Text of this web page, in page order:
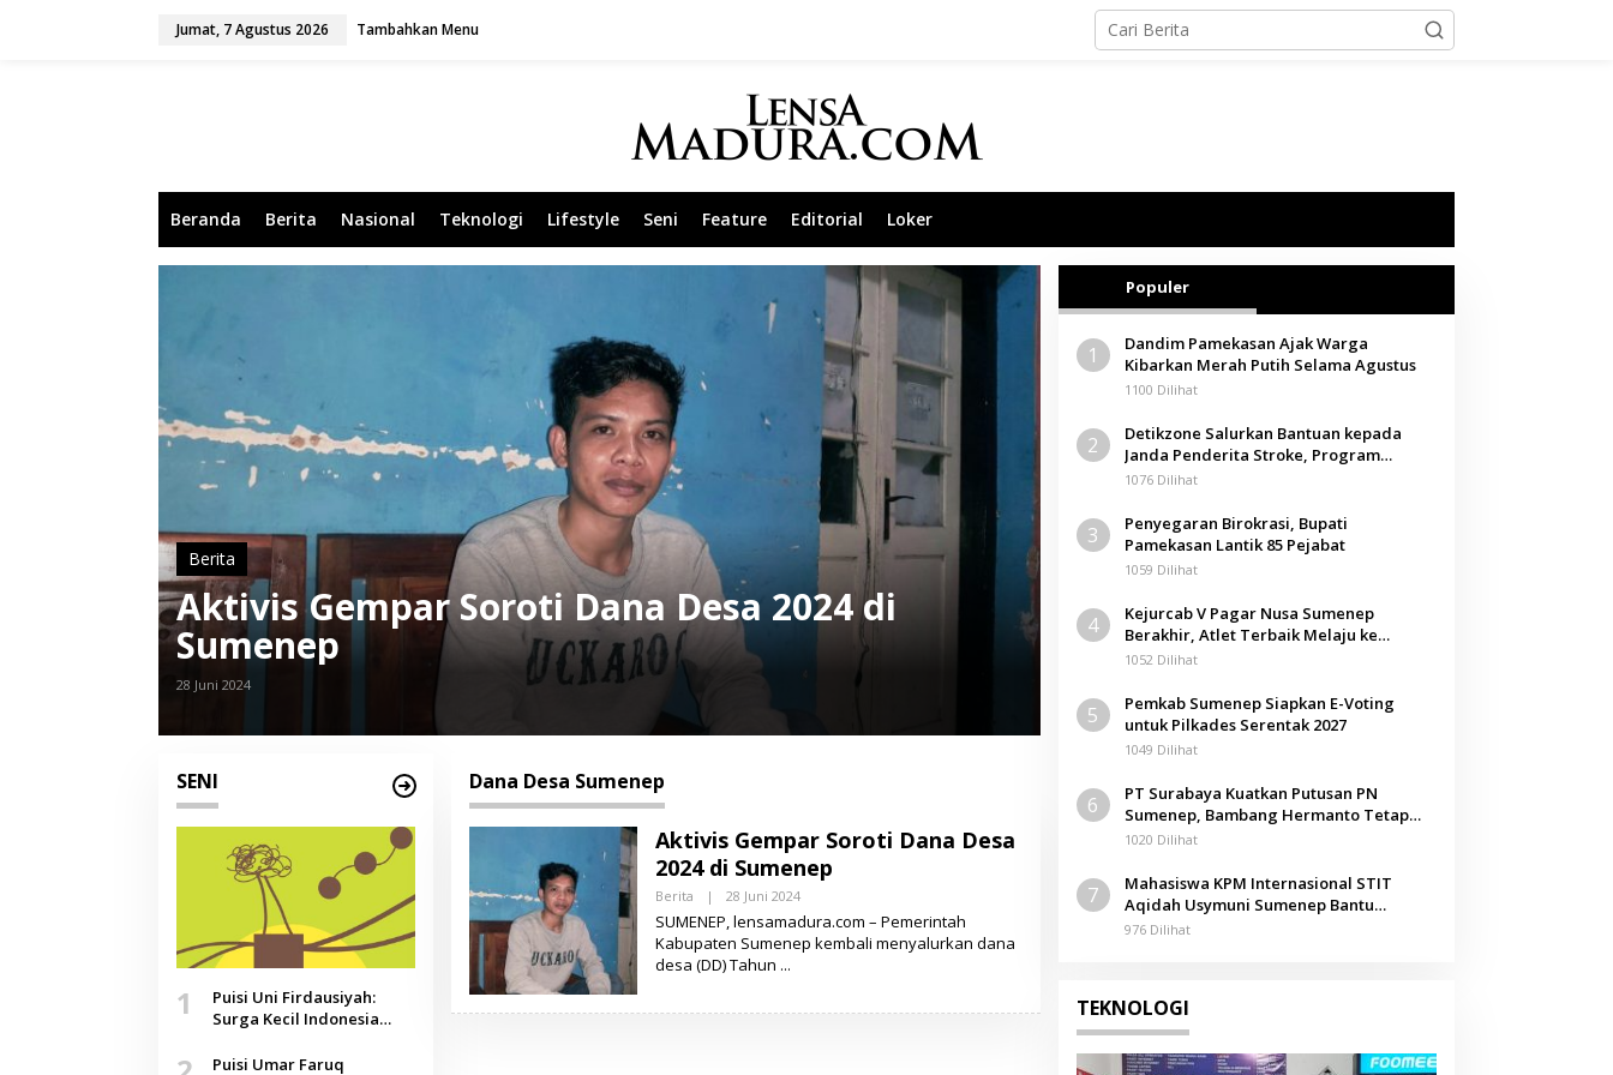
Jumat, 7 Agustus 2026 Tambahkan Menu
Beranda Berita Nasional Teknologi Lifestyle Seni Feature Editorial Loker
Berita
Aktivis Gempar Soroti Dana Desa 2024 di
Sumenep
28 Juni 2024
SENI
1
Puisi Uni Firdausiyah:
Surga Kecil Indonesia
Doa yang Jauh, Narasi
Puisi Umar Faruq
Dana Desa Sumenep
Aktivis Gempar Soroti Dana Desa
2024 di Sumenep
Berita | 28 Juni 2024O
L
E
H
S
SUMENEP, lensamadura.com – Pemerintah
Kabupaten Sumenep kembali menyalurkan dana
desa (DD) Tahun
Populer
1
Dandim Pamekasan Ajak Warga
Kibarkan Merah Putih Selama Agustus
1100 Dilihat
2
Detikzone Salurkan Bantuan kepada
Janda Penderita Stroke, Program
Berbagi Masuki Hari ke-61
1076 Dilihat
3
Penyegaran Birokrasi, Bupati
Pamekasan Lantik 85 Pejabat
1059 Dilihat
4
Kejurcab V Pagar Nusa Sumenep
Berakhir, Atlet Terbaik Melaju ke
Kejurwil Jatim
1052 Dilihat
5
Pemkab Sumenep Siapkan E-Voting
untuk Pilkades Serentak 2027
1049 Dilihat
6
PT Surabaya Kuatkan Putusan PN
Sumenep, Bambang Hermanto Tetap
Dinyatakan Pemilik Sah Tanah di
1020 Dilihat
7
Mahasiswa KPM Internasional STIT
Aqidah Usymuni Sumenep Bantu
Pengurusan Jenazah WNI di Malaysia
976 Dilihat
TEKNOLOGI